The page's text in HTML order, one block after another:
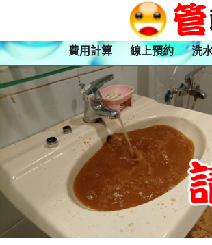
費用計算 線上預約 洗